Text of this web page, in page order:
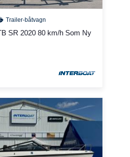
Trailer-båtvagn
SR 2020 80 km/h Som Ny